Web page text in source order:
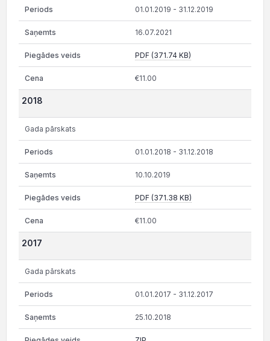
01.01.2019 - 31.12.2019
16.07.2021
PDF (371.74 KB)
€11.00
2018
Gada pārskats
01.01.2018 - 31.12.2018
10.10.2019
PDF (371.38 KB)
€11.00
2017
Gada pārskats
01.01.2017 - 31.12.2017
25.10.2018